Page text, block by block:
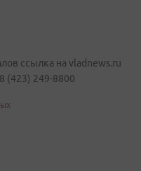
ссылка на vladnews.ru
(423) 249-8800